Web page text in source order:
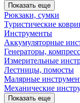
Показать еще
Рюкзаки, сумки
Туристические
Инструменты
Аккумуляторные
Генераторы,
Измерительные
Лестницы, помосты
Малярные
Механические
Показать еще